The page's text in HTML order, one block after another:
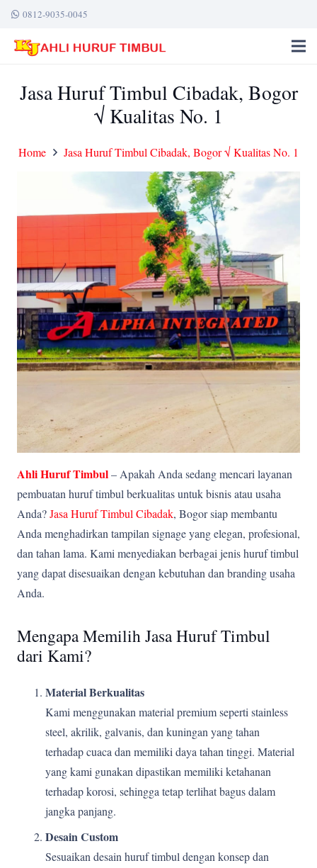
0812-9035-0045
Jasa Huruf Timbul Cibadak, Bogor
√ Kualitas No. 1
Home Jasa Huruf Timbul Cibadak, Bogor √ Kualitas No. 1
Ahli Huruf Timbul– Apakah Anda sedang mencari layanan
pembuatan huruf timbul berkualitas untuk bisnis atau usaha
Anda?Jasa Huruf Timbul Cibadak, Bogor siap membantu
Anda menghadirkan tampilan signage yang elegan, profesional,
dan tahan lama. Kami menyediakan berbagai jenis huruf timbul
yang dapat disesuaikan dengan kebutuhan dan branding usaha
Anda.
Mengapa Memilih Jasa Huruf Timbul
dari Kami?
Material Berkualitas
Kami menggunakan material premium seperti stainless
steel, akrilik, galvanis, dan kuningan yang tahan
terhadap cuaca dan memiliki daya tahan tinggi. Material
yang kami gunakan dipastikan memiliki ketahanan
terhadap korosi, sehingga tetap terlihat bagus dalam
jangka panjang.
Desain Custom
Sesuaikan desain huruf timbul dengan konsep dan